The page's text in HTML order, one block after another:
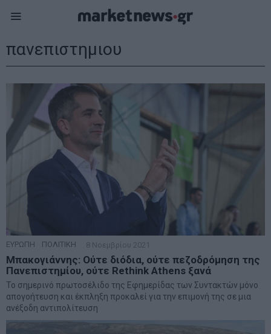
πανεπιστημιου
ΕΥΡΩΠΗ ΠΟΛΙΤΙΚΗ 8 Νοεμβρίου 2021
Μπακογιάννης: Ούτε διόδια, ούτε πεζοδρόμηση της
Πανεπιστημίου, ούτε Rethink Athens ξανά
Το σημερινό πρωτοσέλιδο της Εφημερίδας των Συντακτών μόνο
απογοήτευση και έκπληξη προκαλεί για την επιμονή της σε μια
ανέξοδη αντιπολίτευση